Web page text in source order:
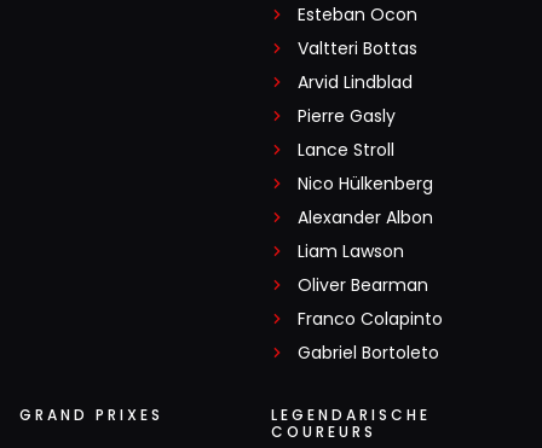
Esteban Ocon
Valtteri Bottas
Arvid Lindblad
Pierre Gasly
Lance Stroll
Nico Hülkenberg
Alexander Albon
Liam Lawson
Oliver Bearman
Franco Colapinto
Gabriel Bortoleto
GRAND PRIXES
LEGENDARISCHE
COUREURS